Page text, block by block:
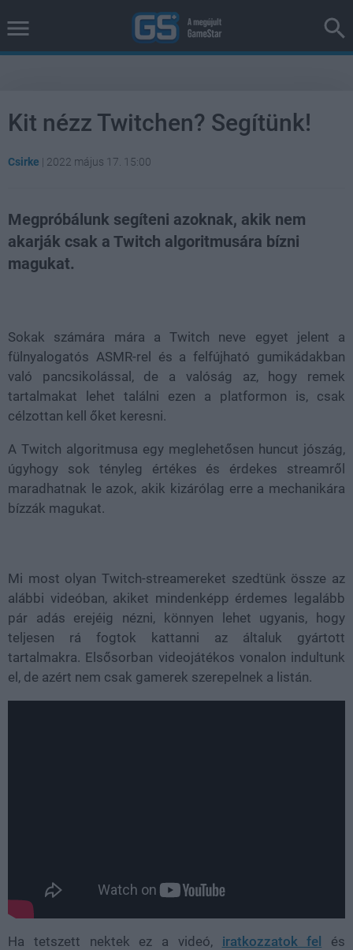
Kit nézz Twitchen? Segítünk!
Csirke | 2022 május 17. 15:00
Megpróbálunk segíteni azoknak, akik nem
akarják csak a Twitch algoritmusára bízni
magukat.
Sokak számára mára a Twitch neve egyet jelent a
fülnyalogatós ASMR-rel és a felfújható gumikádakban
való pancsikolással, de a valóság az, hogy remek
tartalmakat lehet találni ezen a platformon is, csak
célzottan kell őket keresni.
A Twitch algoritmusa egy meglehetősen huncut jószág,
úgyhogy sok tényleg értékes és érdekes streamről
maradhatnak le azok, akik kizárólag erre a mechanikára
bízzák magukat.
Mi most olyan Twitch-streamereket szedtünk össze az
alábbi videóban, akiket mindenképp érdemes legalább
pár adás erejéig nézni, könnyen lehet ugyanis, hogy
teljesen rá fogtok kattanni az általuk gyártott
tartalmakra. Elsősorban videojátékos vonalon indultunk
el, de azért nem csak gamerek szerepelnek a listán.
Ha tetszett nektek ez a videó, iratkozzatok fel és